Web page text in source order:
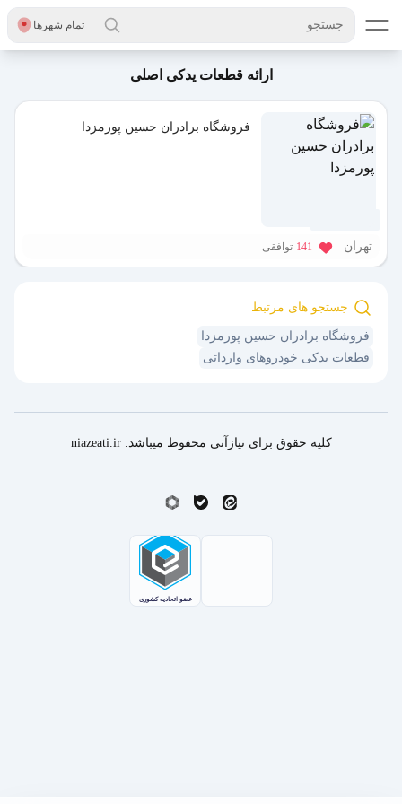
تمام شهر‌ها جستجو
ارائه قطعات یدکی اصلی
فروشگاه برادران حسین پورمزدا
تهران 141 توافقی
جستجو های مرتبط
فروشگاه برادران حسین پورمزدا
قطعات یدکی خودروهای وارداتی
کلیه حقوق برای نیازآتی محفوظ میباشد. niazeati.ir